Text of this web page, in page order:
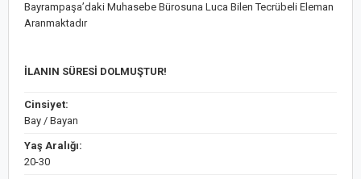
Bayrampaşa’daki Muhasebe Bürosuna Luca Bilen Tecrübeli Eleman
Aranmaktadır
İLANIN SÜRESİ DOLMUŞTUR!
Cinsiyet:
Bay / Bayan
Yaş Aralığı:
20-30